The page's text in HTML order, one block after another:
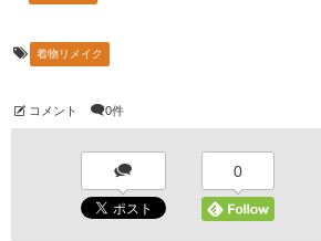
着物リメイク
コメント 0件
0